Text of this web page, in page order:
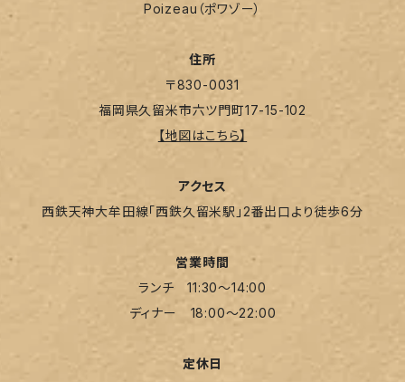
Poizeau（ポワゾー）
住所
〒830-0031
福岡県久留米市六ツ門町17-15-102
【地図はこちら】
アクセス
西鉄天神大牟田線「西鉄久留米駅」2番出口より徒歩6分
営業時間
ランチ 11:30～14:00
ディナー 18:00～22:00
定休日